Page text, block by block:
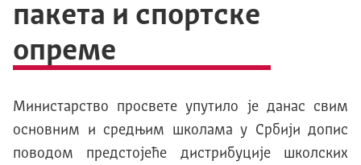
пакета и спортске
опреме
Министарство просвете упутило је данас свим
основним и средњим школама у Србији допис
поводом предстојеће дистрибуције школских